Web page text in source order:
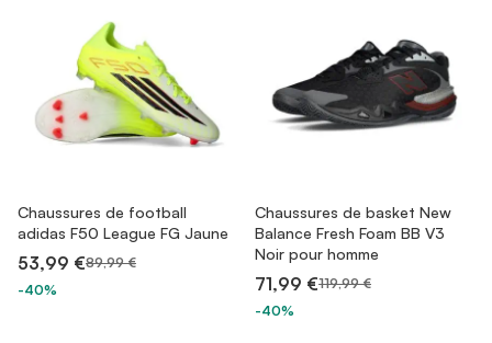
Chaussures de football
adidas F50 League FG Jaune
53,99 €89,99 €
-40%
Chaussures de basket New
Balance Fresh Foam BB V3
Noir pour homme
71,99 €119,99 €
-40%